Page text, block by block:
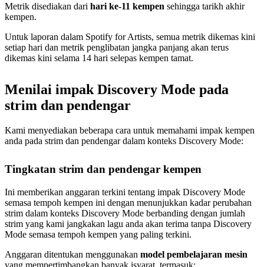
Metrik disediakan dari hari ke-11 kempen sehingga tarikh akhir
kempen.
Untuk laporan dalam Spotify for Artists, semua metrik dikemas kini
setiap hari dan metrik penglibatan jangka panjang akan terus
dikemas kini selama 14 hari selepas kempen tamat.
Menilai impak Discovery Mode pada
strim dan pendengar
Kami menyediakan beberapa cara untuk memahami impak kempen
anda pada strim dan pendengar dalam konteks Discovery Mode:
Tingkatan strim dan pendengar kempen
Ini memberikan anggaran terkini tentang impak Discovery Mode
semasa tempoh kempen ini dengan menunjukkan kadar perubahan
strim dalam konteks Discovery Mode berbanding dengan jumlah
strim yang kami jangkakan lagu anda akan terima tanpa Discovery
Mode semasa tempoh kempen yang paling terkini.
Anggaran ditentukan menggunakan model pembelajaran mesin